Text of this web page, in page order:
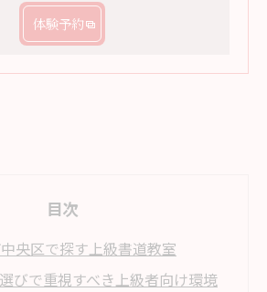
体験予約
目次
央区で探す上級書道教室
びで重視すべき上級者向け環境